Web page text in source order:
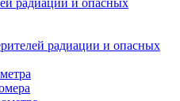
радиации и опасных
радиации и опасных